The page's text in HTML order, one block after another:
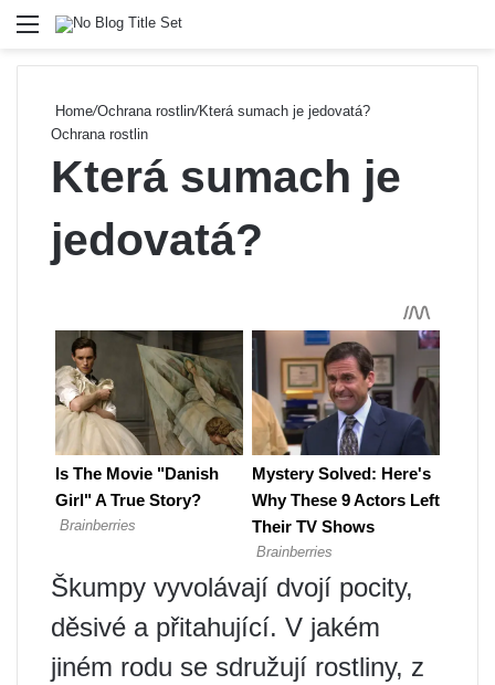
Menu
Home/Ochrana rostlin/Která sumach je jedovatá?
Ochrana rostlin
Která sumach je
jedovatá?
Škumpy vyvolávají dvojí pocity,
děsivé a přitahující. V jakém
jiném rodu se sdružují rostliny, z